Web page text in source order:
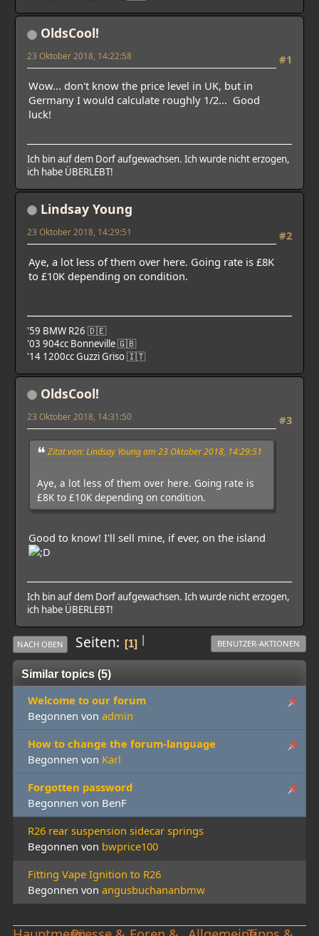
OldsCool!
#1
23 Oktober 2018, 14:22:58
Wow... don't know the price level in UK, but in
Germany I would calculate roughly 1/2... Good
luck!
Ich bin auf dem Dorf aufgewachsen. Ich wurde nicht erzogen,
ich habe ÜBERLEBT!
Lindsay Young
#2
23 Oktober 2018, 14:29:51
Aye, a lot less of them over here. Going rate is £8K
to £10K depending on condition.
'59 BMW R26 🇩🇪
'03 904cc Bonneville 🇬🇧
'14 1200cc Guzzi Griso 🇮🇹
OldsCool!
#3
23 Oktober 2018, 14:31:50
Zitat von: Lindsay Young am 23 Oktober 2018, 14:29:51
Aye, a lot less of them over here. Going rate is
£8K to £10K depending on condition.
Good to know! I'll sell mine, if ever, on the island
Ich bin auf dem Dorf aufgewachsen. Ich wurde nicht erzogen,
ich habe ÜBERLEBT!
|
NACH OBEN Seiten 1 BENUTZER-AKTIONEN
Similar topics (5)
Welcome to our forum
Begonnen von admin
How to change the forum-language
Begonnen von Karl
Forgotten password
Begonnen von BenF
R26 rear suspension sidecar springs
Begonnen von bwprice100
Fitting Vape Ignition to R26
Begonnen von angusbuchananbmw